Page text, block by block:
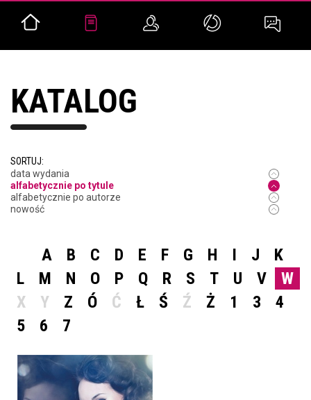
KATALOG
SORTUJ:
data wydania
alfabetycznie po tytule
alfabetycznie po autorze
nowość
A B C D E F G H I J
K
L
M N O P Q R S T U V
W
X
Y Z Ó Ć Ł Ś Ź Ż 1 3
4
5
6 7